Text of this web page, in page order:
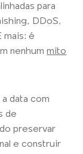
para
DDoS,
mais: é
nenhummito
data com
de
preservar
e construir